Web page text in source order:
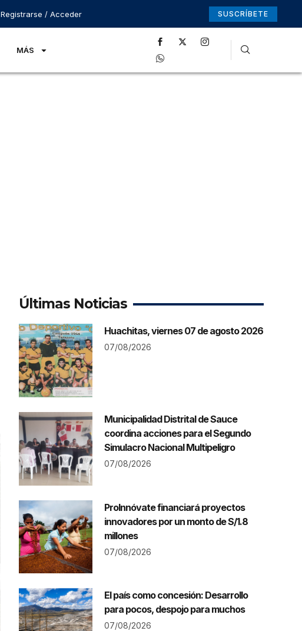
Registrarse / Acceder SUSCRÍBETE
MÁS
Últimas Noticias
Huachitas, viernes 07 de agosto 2026
07/08/2026
Municipalidad Distrital de Sauce
coordina acciones para el Segundo
Simulacro Nacional Multipeligro
07/08/2026
ProInnóvate financiará proyectos
innovadores por un monto de S/1.8
millones
07/08/2026
El país como concesión: Desarrollo
para pocos, despojo para muchos
07/08/2026